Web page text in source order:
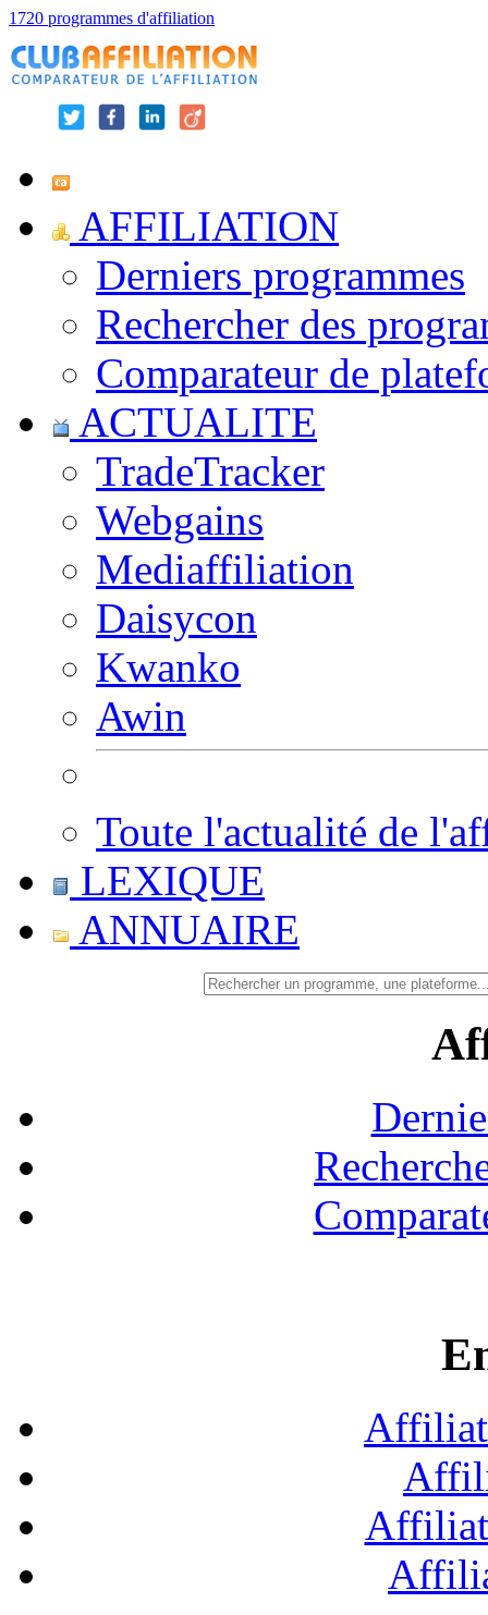
1720 programmes d'affiliation
AFFILIATION
Derniers programmes
Rechercher des
Comparateur de
ACTUALITE
TradeTracker
Webgains
Mediaffiliation
Daisycon
Kwanko
Awin
Toute l'actualité de
LEXIQUE
ANNUAIRE